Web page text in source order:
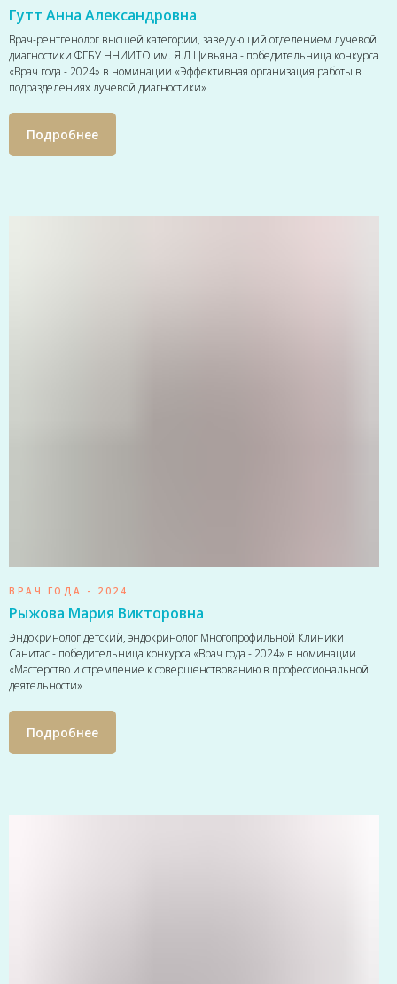
Гутт Анна Александровна
Врач-рентгенолог высшей категории, заведующий отделением лучевой
диагностики ФГБУ ННИИТО им. Я.Л Цивьяна - победительница конкурса
«Врач года - 2024» в номинации «Эффективная организация работы в
подразделениях лучевой диагностики»
Подробнее
ВРАЧ ГОДА - 2024
Рыжова Мария Викторовна
Эндокринолог детский, эндокринолог Многопрофильной Клиники
Санитас - победительница конкурса «Врач года - 2024» в номинации
«Мастерство и стремление к совершенствованию в профессиональной
деятельности»
Подробнее